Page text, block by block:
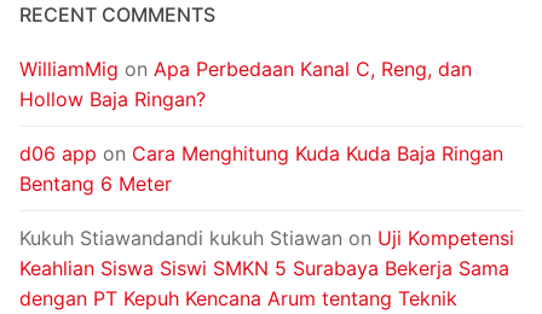
RECENT COMMENTS
WilliamMig on Apa Perbedaan Kanal C, Reng, dan
Hollow Baja Ringan?
d06 app on Cara Menghitung Kuda Kuda Baja Ringan
Bentang 6 Meter
Kukuh Stiawandandi kukuh Stiawan on Uji Kompetensi
Keahlian Siswa Siswi SMKN 5 Surabaya Bekerja Sama
dengan PT Kepuh Kencana Arum tentang Teknik